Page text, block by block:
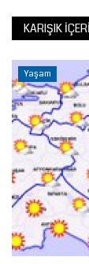
KARIŞIK
Yaşam